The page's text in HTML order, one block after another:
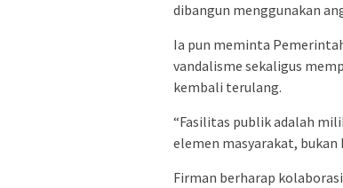
dibangun menggunakan
Ia pun meminta
vandalisme sekaligus
kembali terulang.
“Fasilitas publik adalah
elemen masyarakat, bukan
Firman berharap